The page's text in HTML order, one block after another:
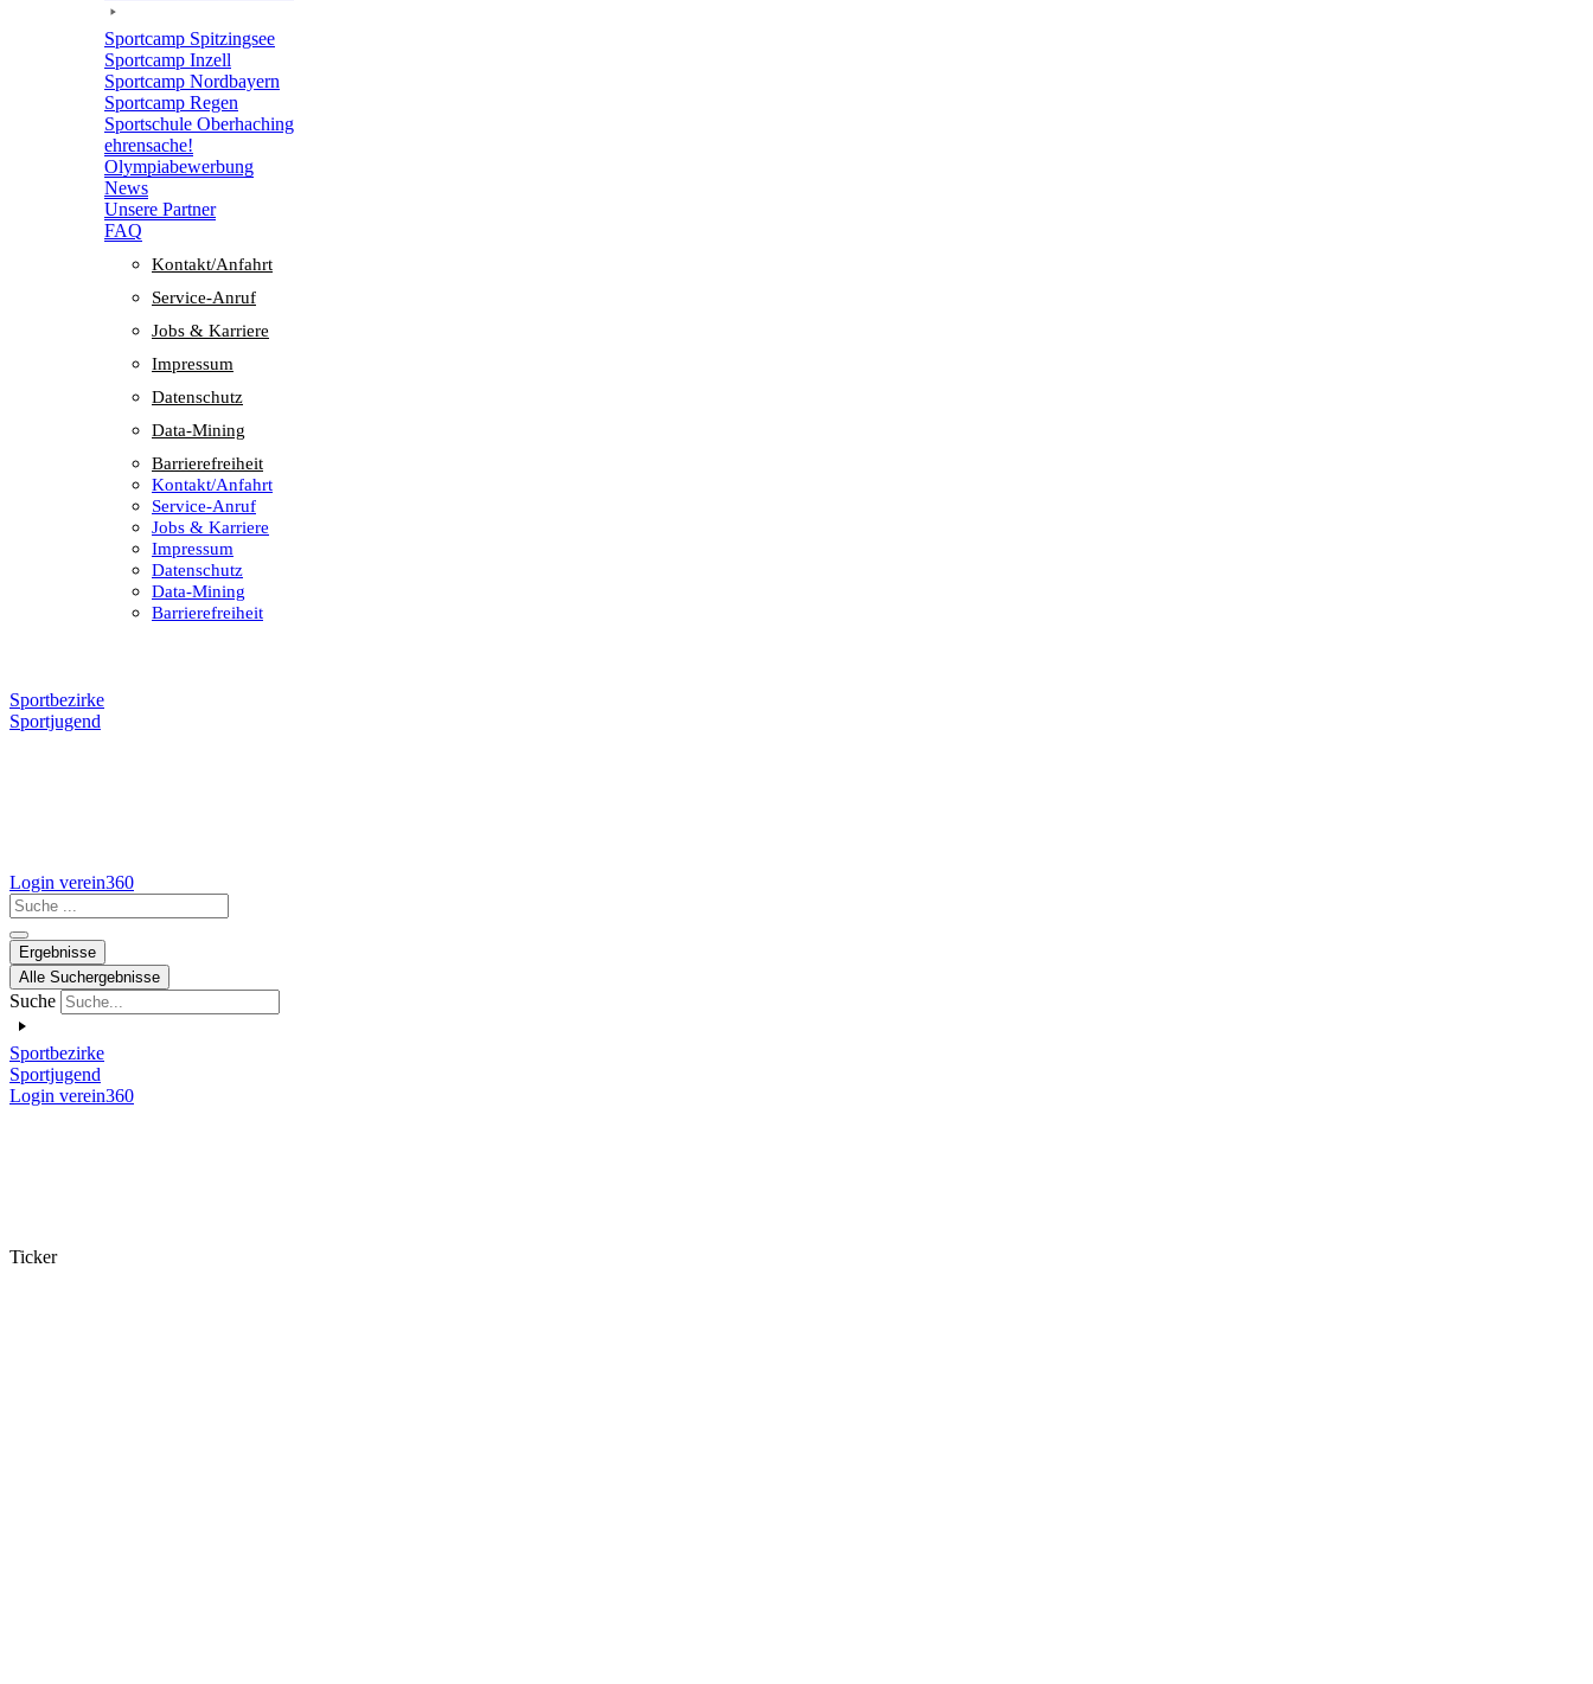
Sport­camp Spitzingsee
Sport­camp Inzell
Sport­camp Nordbayern
Sport­camp Regen
Sport­schule Oberhaching
ehren­sa­che!
Olym­pia­be­wer­bung
News
Unsere Part­ner
FAQ
Kontakt/​​Anfahrt
Service-Anruf
Jobs & Karriere
Impres­sum
Daten­schutz
Data-Mining
Barrie­re­frei­heit
Kontakt/​​Anfahrt
Service-Anruf
Jobs & Karriere
Impres­sum
Daten­schutz
Data-Mining
Barrie­re­frei­heit
Sportbezirke
Sportjugend
Login verein360
Search
...
Ergebnisse
Alle Suchergebnisse
Suche
Sportbezirke
Sportjugend
Login verein360
Ticker